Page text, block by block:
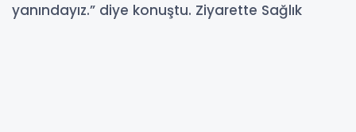
yanındayız.” diye konuştu. Ziyarette Sağlık